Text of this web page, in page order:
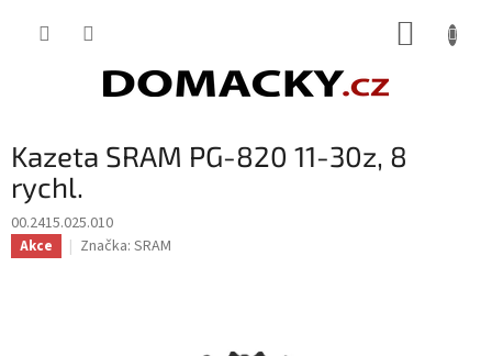
Kazeta SRAM PG-820 11-30z, 8
rychl.
00.2415.025.010
Akce Značka: SRAM